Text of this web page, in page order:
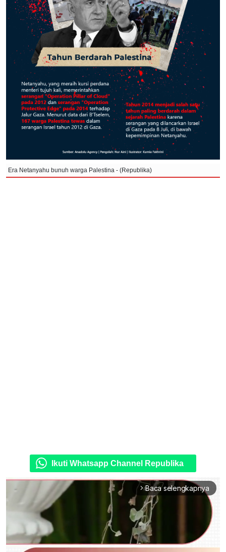
Era Netanyahu bunuh warga Palestina - (Republika)
Ikuti Whatsapp Channel Republika
arrow_forward_ios Baca selengkapnya